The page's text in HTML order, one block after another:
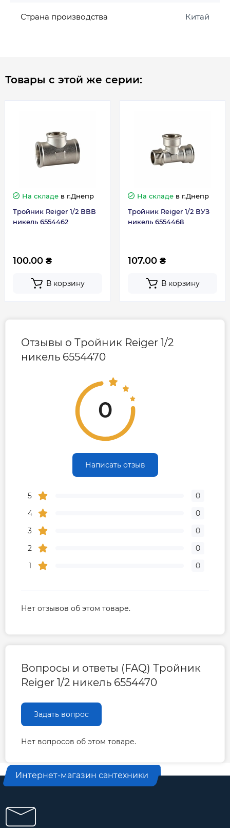
Страна производства Китай
Товары с этой же серии:
На складе в г.Днепр
Тройник Reiger 1/2 ВВВ
никель 6554462
100.00 ₴
В корзину
На складе в г.Днепр
Тройник Reiger 1/2 ВУЗ
никель 6554468
107.00 ₴
В корзину
Отзывы о Тройник Reiger 1/2
никель 6554470
0
Написать отзыв
5
0
4
0
3
0
2
0
1
0
Нет отзывов об этом товаре.
Вопросы и ответы (FAQ) Тройник
Reiger 1/2 никель 6554470
Задать вопрос
Нет вопросов об этом товаре.
Интернет-магазин сантехники